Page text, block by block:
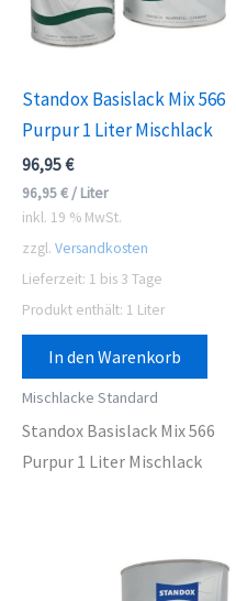
Standox Basislack Mix 566
Purpur 1 Liter Mischlack
96,95€
96,95€ / Liter
inkl. 19 % MwSt.
zzgl. Versandkosten
Lieferzeit: 1 bis 3 Tage
Produkt enthält: 1 Liter
In den Warenkorb
Mischlacke Standard
Standox Basislack Mix 566
Purpur 1 Liter Mischlack